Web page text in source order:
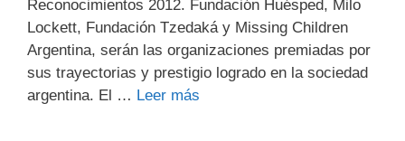
Reconocimientos 2012. Fundación Huésped, Milo
Lockett, Fundación Tzedaká y Missing Children
Argentina, serán las organizaciones premiadas por
sus trayectorias y prestigio logrado en la sociedad
argentina. El … Leer más